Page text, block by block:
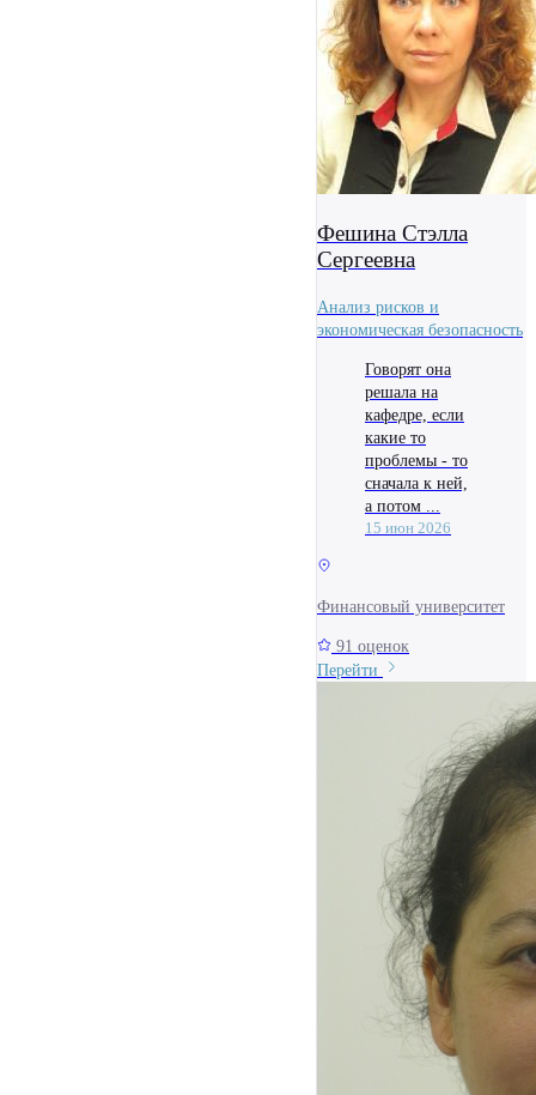
Фешина Стэлла
Сергеевна
Анализ рисков и
экономическая безопасность
Говорят она
решала на
кафедре, если
какие то
проблемы - то
сначала к ней,
а потом ...
15 июн 2026
Финансовый университет
91 оценок
Перейти